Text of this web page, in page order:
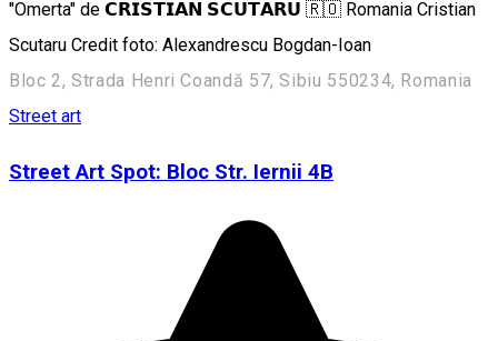
"Omerta" de 𝗖𝗥𝗜𝗦𝗧𝗜𝗔𝗡 𝗦𝗖𝗨𝗧𝗔𝗥𝗨 🇷🇴 Romania Cristian
Scutaru Credit foto: Alexandrescu Bogdan-Ioan
Bloc 2, Strada Henri Coandă 57, Sibiu 550234, Romania
Street art
Street Art Spot: Bloc Str. Iernii 4B